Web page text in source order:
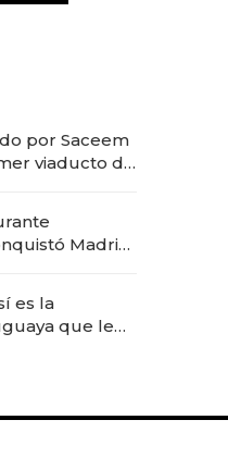
por Saceem
viaducto de
Madrid:
apertura
es la
que le